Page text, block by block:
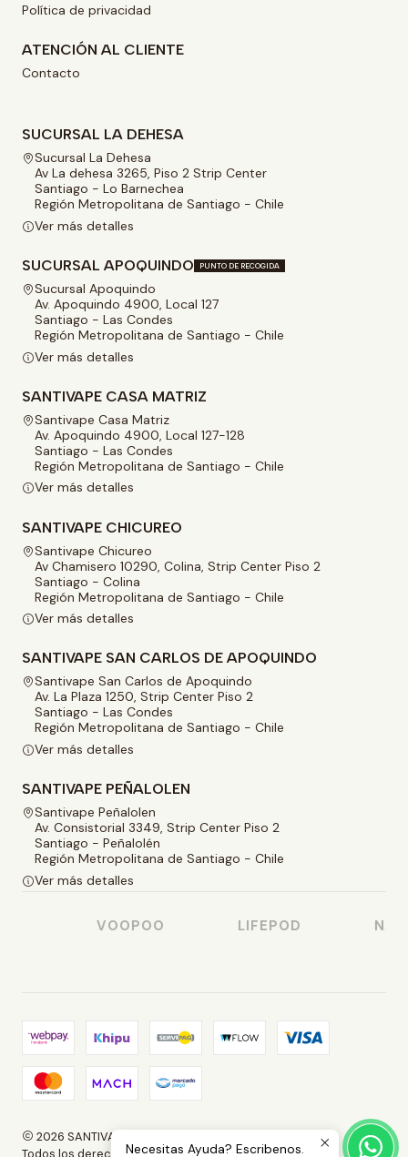
Política de privacidad
ATENCIÓN AL CLIENTE
Contacto
SUCURSAL LA DEHESA
Sucursal La Dehesa
Av La dehesa 3265, Piso 2 Strip Center
Santiago - Lo Barnechea
Región Metropolitana de Santiago - Chile
Ver más detalles
SUCURSAL APOQUINDO PUNTO DE RECOGIDA
Sucursal Apoquindo
Av. Apoquindo 4900, Local 127
Santiago - Las Condes
Región Metropolitana de Santiago - Chile
Ver más detalles
SANTIVAPE CASA MATRIZ
Santivape Casa Matriz
Av. Apoquindo 4900, Local 127-128
Santiago - Las Condes
Región Metropolitana de Santiago - Chile
Ver más detalles
SANTIVAPE CHICUREO
Santivape Chicureo
Av Chamisero 10290, Colina, Strip Center Piso 2
Santiago - Colina
Región Metropolitana de Santiago - Chile
Ver más detalles
SANTIVAPE SAN CARLOS DE APOQUINDO
Santivape San Carlos de Apoquindo
Av. La Plaza 1250, Strip Center Piso 2
Santiago - Las Condes
Región Metropolitana de Santiago - Chile
Ver más detalles
SANTIVAPE PEÑALOLEN
Santivape Peñalolen
Av. Consistorial 3349, Strip Center Piso 2
Santiago - Peñalolén
Región Metropolitana de Santiago - Chile
Ver más detalles
VOOPOO LIFEPOD
2026 SANTIVAPE.
Todos los derechos reservados.Necesitas Ayuda? Escribenos.